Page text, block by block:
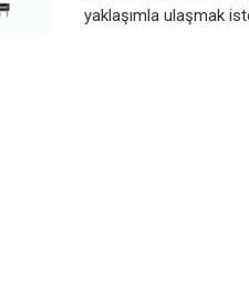
yaklaşımla ulaşmak